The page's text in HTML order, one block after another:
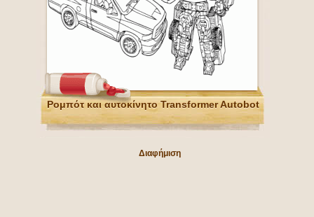
Ρομπότ και αυτοκίνητο Transformer Autobot
Διαφήμιση